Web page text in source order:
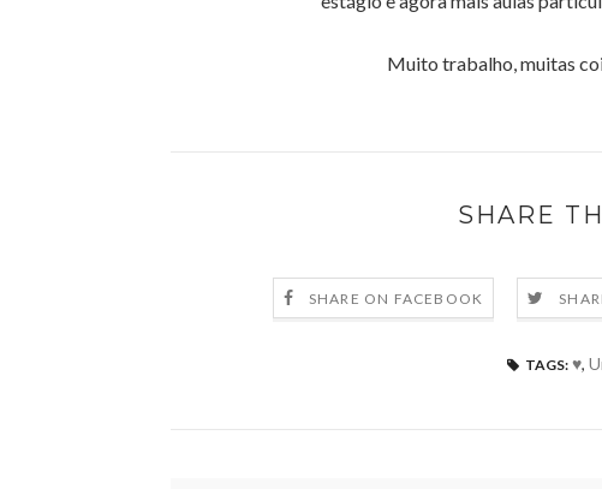
Muito trabalho, muitas
SHARE
SHARE ON FACEBOOK
TAGS: ♥,